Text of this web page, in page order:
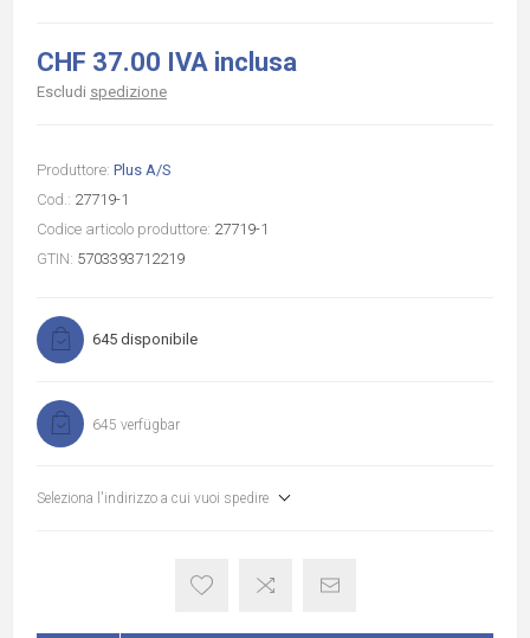
CHF 37.00 IVA inclusa
Escludi spedizione
Produttore: Plus A/S
Cod.: 27719-1
Codice articolo produttore: 27719-1
GTIN: 5703393712219
645 disponibile
645 verfügbar
Seleziona l'indirizzo a cui vuoi spedire